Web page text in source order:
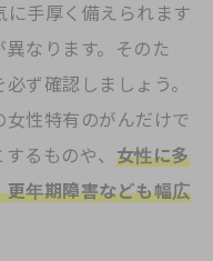
手厚く備えられます
なります。そのた
ず確認しましょう。
性特有のがんだけで
るものや、 女性に多
年期障害なども幅広